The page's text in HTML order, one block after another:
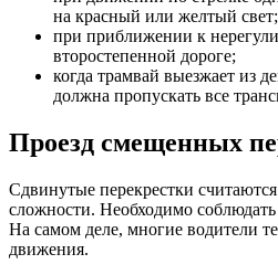
на красный или желтый свет;
при приближении к
второстепенной дороге;
когда трамвай выезжает из
должна пропускать все
Проезд смещенных
Сдвинутые перекрестки
сложности. Необходимо
На самом деле, многие водители
движения.